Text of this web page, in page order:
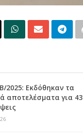
2025: Εκδόθηκαν τα
αποτελέσματα για 43